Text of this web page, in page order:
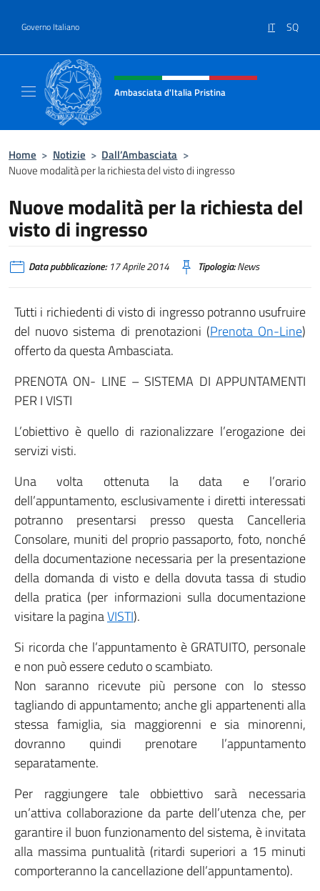
Governo Italiano IT SQ
Intestazione sito, social e menù
Ambasciata d'Italia Pristina
Home > Notizie > Dall’Ambasciata >
Nuove modalità per la richiesta del visto di ingresso
Nuove modalità per la richiesta del
visto di ingresso
Data pubblicazione:17 Aprile 2014 Tipologia:News
Tutti i richiedenti di visto di ingresso potranno usufruire
del nuovo sistema di prenotazioni (Prenota On-Line)
offerto da questa Ambasciata.
PRENOTA ON- LINE – SISTEMA DI APPUNTAMENTI
PER I VISTI
L’obiettivo è quello di razionalizzare l’erogazione dei
servizi visti.
Una volta ottenuta la data e l’orario
dell’appuntamento, esclusivamente i diretti interessati
potranno presentarsi presso questa Cancelleria
Consolare, muniti del proprio passaporto, foto, nonché
della documentazione necessaria per la presentazione
della domanda di visto e della dovuta tassa di studio
della pratica (per informazioni sulla documentazione
visitare la paginaVISTI).
Si ricorda che l’appuntamento è GRATUITO, personale
e non può essere ceduto o scambiato.
Non saranno ricevute più persone con lo stesso
tagliando di appuntamento; anche gli appartenenti alla
stessa famiglia, sia maggiorenni e sia minorenni,
dovranno quindi prenotare l’appuntamento
separatamente.
Per raggiungere tale obbiettivo sarà necessaria
un’attiva collaborazione da parte dell’utenza che, per
garantire il buon funzionamento del sistema, è invitata
alla massima puntualità (ritardi superiori a 15 minuti
comporteranno la cancellazione dell’appuntamento).